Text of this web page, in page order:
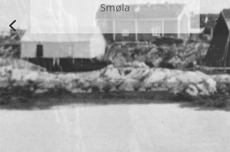
Smøla